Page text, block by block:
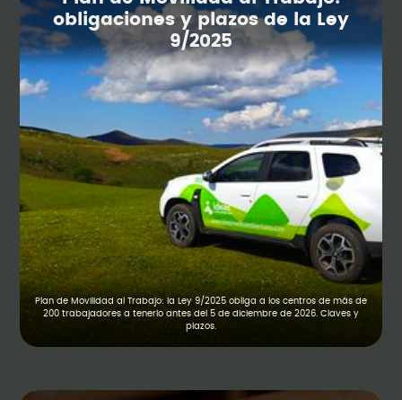
obligaciones y plazos de la Ley
9/2025
Plan de Movilidad al Trabajo: la Ley 9/2025 obliga a los centros de más de
200 trabajadores a tenerlo antes del 5 de diciembre de 2026. Claves y
plazos.